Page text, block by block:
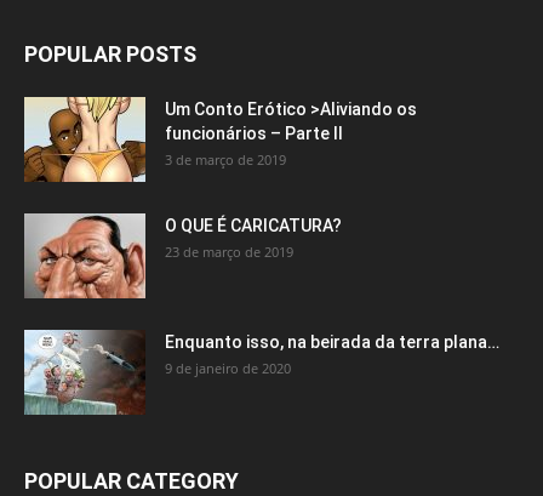
POPULAR POSTS
Um Conto Erótico >Aliviando os
funcionários – Parte II
3 de março de 2019
O QUE É CARICATURA?
23 de março de 2019
Enquanto isso, na beirada da terra plana…
9 de janeiro de 2020
POPULAR CATEGORY